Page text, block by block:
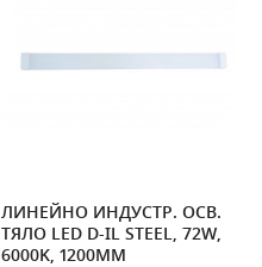
ЛИНЕЙНО ИНДУСТР. ОСВ.
ТЯЛО LED D-IL STEEL, 72W,
6000K, 1200MM